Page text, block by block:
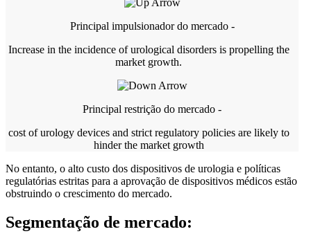
Principal impulsionador do mercado -
Increase in the incidence of urological disorders is propelling the
market growth.
Principal restrição do mercado -
cost of urology devices and strict regulatory policies are likely to
hinder the market growth
No entanto, o alto custo dos dispositivos de urologia e políticas
regulatórias estritas para a aprovação de dispositivos médicos estão
obstruindo o crescimento do mercado.
Segmentação de mercado: